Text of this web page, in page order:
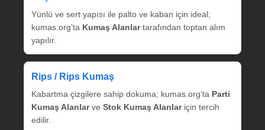
Yünlü ve sert yapısı ile palto ve kaban için ideal;
kumas.org’ta Kumaş Alanlartarafından toptan alım
yapılır.
Rips / Rips Kumaş
Kabartma çizgilere sahip dokuma; kumas.org’ta Parti
Kumaş Alanlarve Stok Kumaş Alanlariçin tercih
edilir.